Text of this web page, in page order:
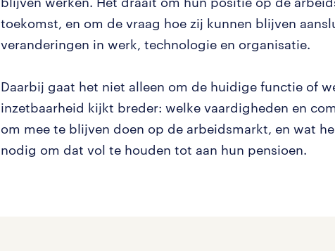
toekomst, en om de vraag hoe zij kunnen blijven
veranderingen in werk, technologie en organisatie.
Daarbij gaat het niet alleen om de huidige functie of
inzetbaarheid kijkt breder: welke vaardigheden en
om mee te blijven doen op de arbeidsmarkt, en wat
nodig om dat vol te houden tot aan hun pensioen.